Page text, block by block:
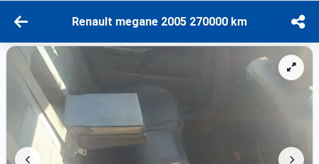
Renault megane 2005 270000 km